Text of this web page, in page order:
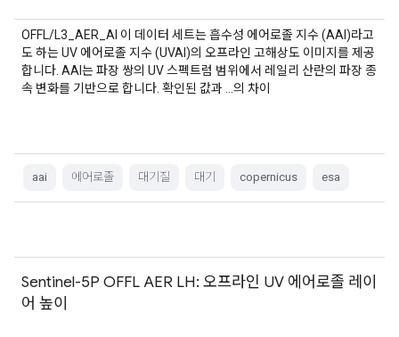
OFFL/L3_AER_AI 이 데이터 세트는 흡수성 에어로졸 지수 (AAI)라고
도 하는 UV 에어로졸 지수 (UVAI)의 오프라인 고해상도 이미지를 제공
합니다. AAI는 파장 쌍의 UV 스펙트럼 범위에서 레일리 산란의 파장 종
속 변화를 기반으로 합니다. 확인된 값과 …의 차이
aai 에어로졸 대기질 대기 copernicus esa
Sentinel-5P OFFL AER LH: 오프라인 UV 에어로졸 레이
어 높이